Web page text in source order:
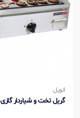
انویل
گریل تخت و شیاردار گازی 90 سانت